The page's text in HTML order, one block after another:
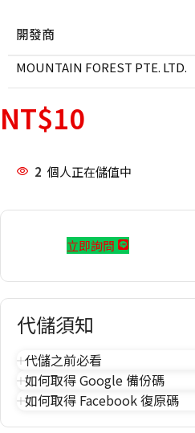
開發商
MOUNTAIN FOREST PTE. LTD.
NT$10
2 個人正在儲值中
立即詢問
代儲須知
代儲之前必看
如何取得 Google 備份碼
如何取得 Facebook 復原碼